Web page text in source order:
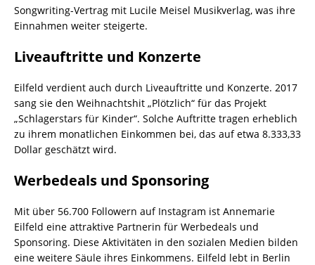
Songwriting-Vertrag mit Lucile Meisel Musikverlag, was ihre
Einnahmen weiter steigerte.
Liveauftritte und Konzerte
Eilfeld verdient auch durch Liveauftritte und Konzerte. 2017
sang sie den Weihnachtshit „Plötzlich“ für das Projekt
„Schlagerstars für Kinder“. Solche Auftritte tragen erheblich
zu ihrem monatlichen Einkommen bei, das auf etwa 8.333,33
Dollar geschätzt wird.
Werbedeals und Sponsoring
Mit über 56.700 Followern auf Instagram ist Annemarie
Eilfeld eine attraktive Partnerin für Werbedeals und
Sponsoring. Diese Aktivitäten in den sozialen Medien bilden
eine weitere Säule ihres Einkommens. Eilfeld lebt in Berlin